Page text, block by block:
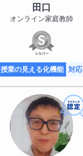
田口
オンライン家庭教師
授業の見える化機能 対応